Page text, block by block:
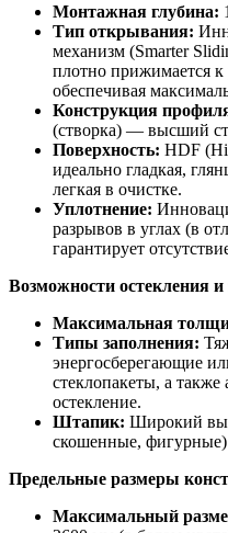
Монтажная глубина:
Тип открывания:
механизм (Smarter
плотно прижимается к
обеспечивая
Конструкция
(створка) — высший
Поверхность: HDF
идеально гладкая,
легкая в очистке.
Уплотнение:
разрывов в углах (в
гарантирует
Возможности остекления и
Максимальная
Типы заполнения:
энергосберегающие
стеклопакеты, а также
остекление.
Штапик: Широкий
скошенные, фигурные)
Предельные размеры
Максимальный